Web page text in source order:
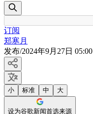
订阅
郑寒月
发布/2024年9月27日 05:00
小 标准 中 大
设为谷歌新闻首选来源